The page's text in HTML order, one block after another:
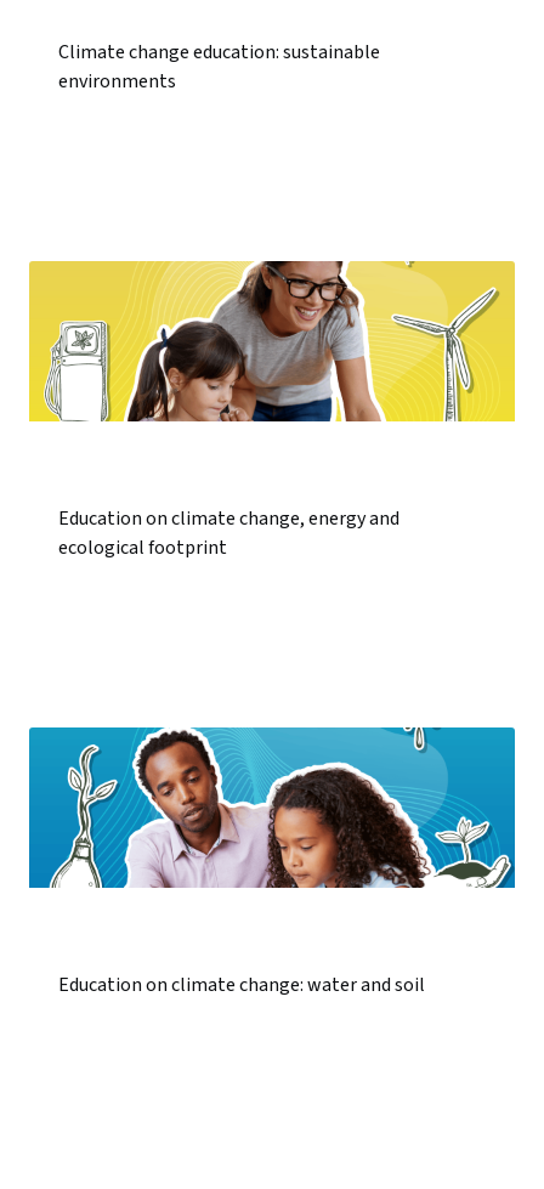
Climate change education: sustainable
environments
Education on climate change, energy and
ecological footprint
Education on climate change: water and soil